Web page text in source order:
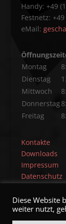
Handy: +49
Festnetz:
eMail:
Montag
Dienstag
Mittwoch
Donnerstag
Freitag
Kontakte
Downloads
Impressum
Datenschutz
Diese Website
weiter nutzt,